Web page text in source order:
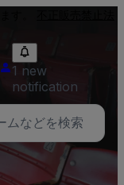
1 new
notification